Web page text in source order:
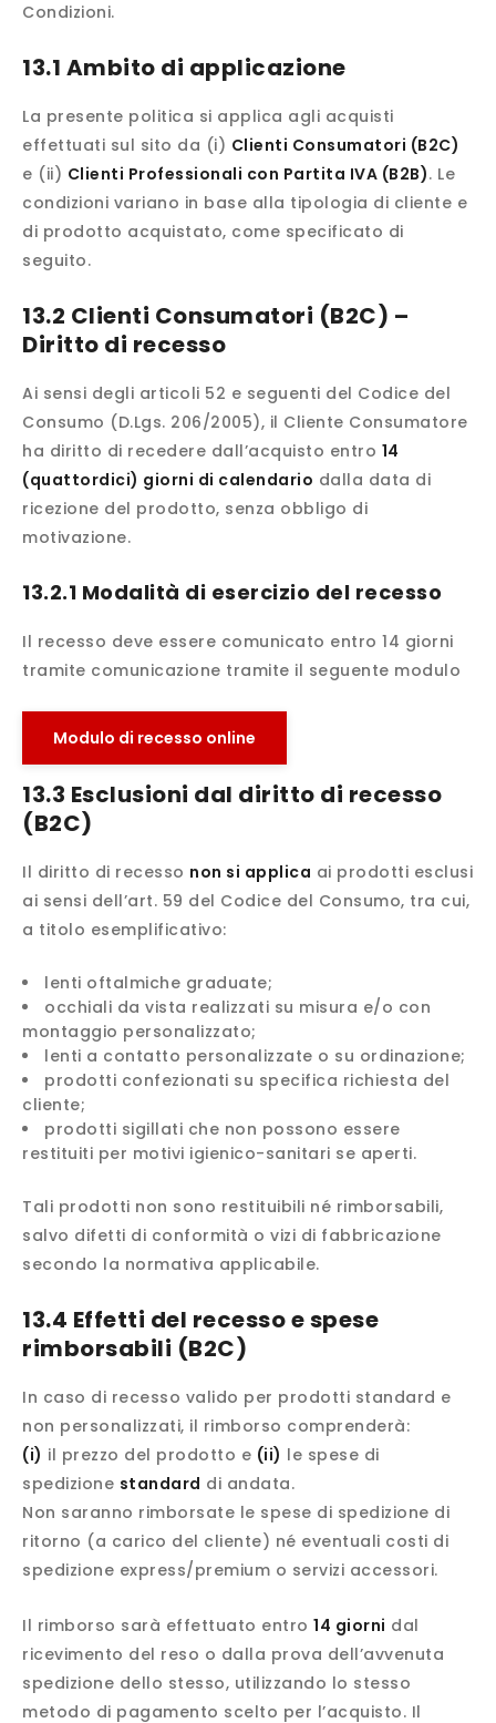
Condizioni.
13.1 Ambito di applicazione
La presente politica si applica agli acquisti
effettuati sul sito da (i) Clienti Consumatori (B2C)
e (ii) Clienti Professionali con Partita IVA (B2B). Le
condizioni variano in base alla tipologia di cliente e
di prodotto acquistato, come specificato di
seguito.
13.2 Clienti Consumatori (B2C) –
Diritto di recesso
Ai sensi degli articoli 52 e seguenti del Codice del
Consumo (D.Lgs. 206/2005), il Cliente Consumatore
ha diritto di recedere dall’acquisto entro 14
(quattordici) giorni di calendario dalla data di
ricezione del prodotto, senza obbligo di
motivazione.
13.2.1 Modalità di esercizio del recesso
Il recesso deve essere comunicato entro 14 giorni
tramite comunicazione tramite il seguente modulo
Modulo di recesso online
13.3 Esclusioni dal diritto di recesso
(B2C)
Il diritto di recesso non si applica ai prodotti esclusi
ai sensi dell’art. 59 del Codice del Consumo, tra cui,
a titolo esemplificativo:
lenti oftalmiche graduate;
occhiali da vista realizzati su misura e/o con
montaggio personalizzato;
lenti a contatto personalizzate o su ordinazione;
prodotti confezionati su specifica richiesta del
cliente;
prodotti sigillati che non possono essere
restituiti per motivi igienico-sanitari se aperti.
Tali prodotti non sono restituibili né rimborsabili,
salvo difetti di conformità o vizi di fabbricazione
secondo la normativa applicabile.
13.4 Effetti del recesso e spese
rimborsabili (B2C)
In caso di recesso valido per prodotti standard e
non personalizzati, il rimborso comprenderà:
(i) il prezzo del prodotto e (ii) le spese di
spedizione standard di andata.
Non saranno rimborsate le spese di spedizione di
ritorno (a carico del cliente) né eventuali costi di
spedizione express/premium o servizi accessori.
Il rimborso sarà effettuato entro 14 giorni dal
ricevimento del reso o dalla prova dell’avvenuta
spedizione dello stesso, utilizzando lo stesso
metodo di pagamento scelto per l’acquisto. Il